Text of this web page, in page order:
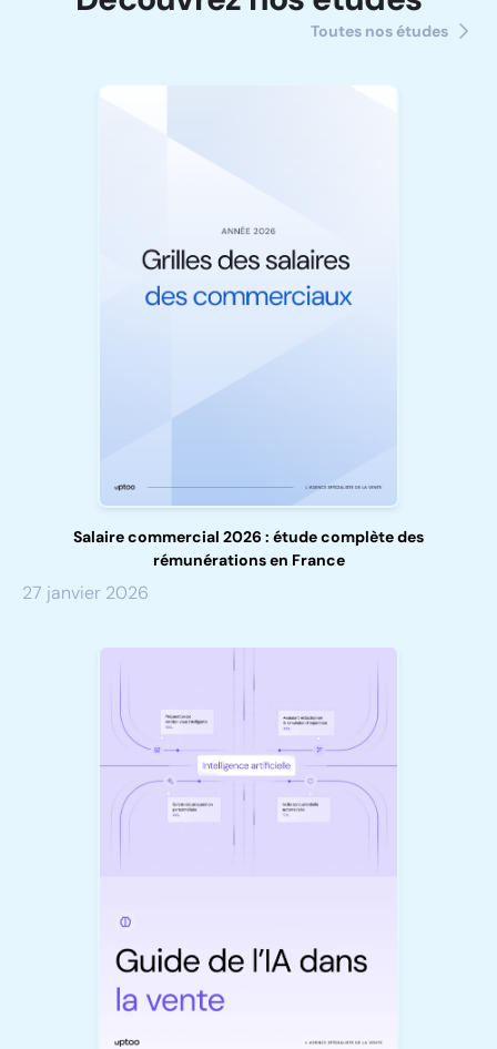
Toutes nos études
Salaire commercial 2026 : étude complète des
rémunérations en France
27 janvier 2026